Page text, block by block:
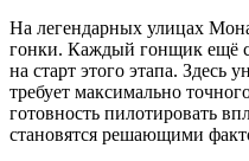
На легендарных улицах
гонки. Каждый гонщик ещё
на старт этого этапа. Здесь
требует максимально
готовность пилотировать
становятся решающими